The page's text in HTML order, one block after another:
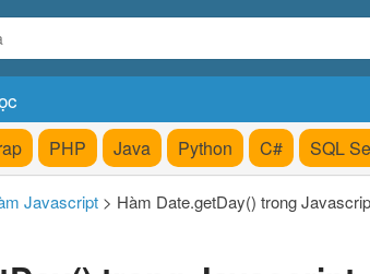
PHP Java Python C# SQL
Javascript > Hàm Date.getDay() trong